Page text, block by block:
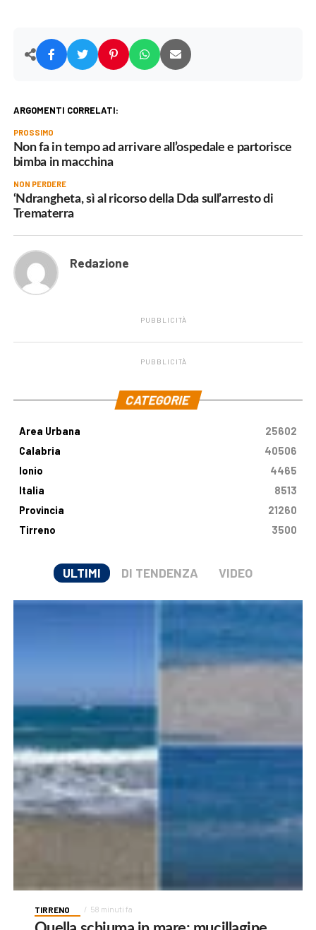
ARGOMENTI CORRELATI:
PROSSIMO
Non fa in tempo ad arrivare all’ospedale e partorisce
bimba in macchina
NON PERDERE
‘Ndrangheta, sì al ricorso della Dda sull’arresto di
Trematerra
Redazione
PUBBLICITÀ
PUBBLICITÀ
CATEGORIE
Area Urbana
25602
Calabria
40506
Ionio
4465
Italia
8513
Provincia
21260
Tirreno
3500
ULTIMI DI TENDENZA VIDEO
TIRRENO 58 minuti fa